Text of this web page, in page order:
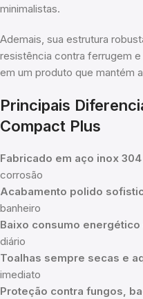
minimalistas.
Ademais, sua estrutura
resistência contra ferrugem
em um produto que mantém
Principais
Compact Plus
Fabricado em aço inox 304
corrosão
Acabamento polido
banheiro
Baixo consumo energético
diário
Toalhas sempre secas e
imediato
Proteção contra fungos,